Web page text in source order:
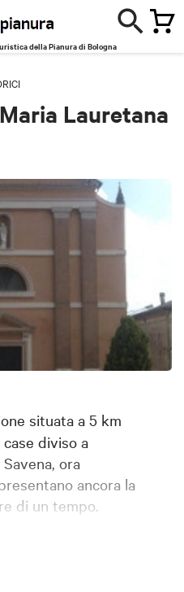
della Pianura di Bologna
Lauretana
situata a 5 km
diviso a
ora
ancora la
di un tempo.